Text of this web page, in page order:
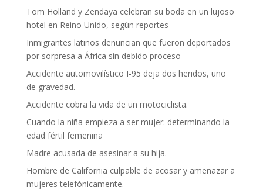
Tom Holland y Zendaya celebran su boda en un lujoso
hotel en Reino Unido, según reportes
Inmigrantes latinos denuncian que fueron deportados
por sorpresa a África sin debido proceso
Accidente automovilístico I-95 deja dos heridos, uno
de gravedad.
Accidente cobra la vida de un motociclista.
Cuando la niña empieza a ser mujer: determinando la
edad fértil femenina
Madre acusada de asesinar a su hija.
Hombre de California culpable de acosar y amenazar a
mujeres telefónicamente.